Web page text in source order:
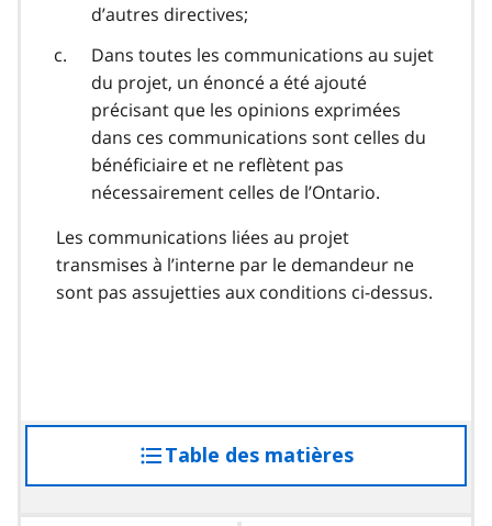
d’autres directives;
Dans toutes les communications au sujet
du projet, un énoncé a été ajouté
précisant que les opinions exprimées
dans ces communications sont celles du
bénéficiaire et ne reflètent pas
nécessairement celles de l’Ontario.
Les communications liées au projet
transmises à l’interne par le demandeur ne
sont pas assujetties aux conditions ci-dessus.
Table des matières
à